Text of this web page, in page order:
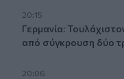
20:15
Γερμανία:
από σύγκρουση δύο
20:06